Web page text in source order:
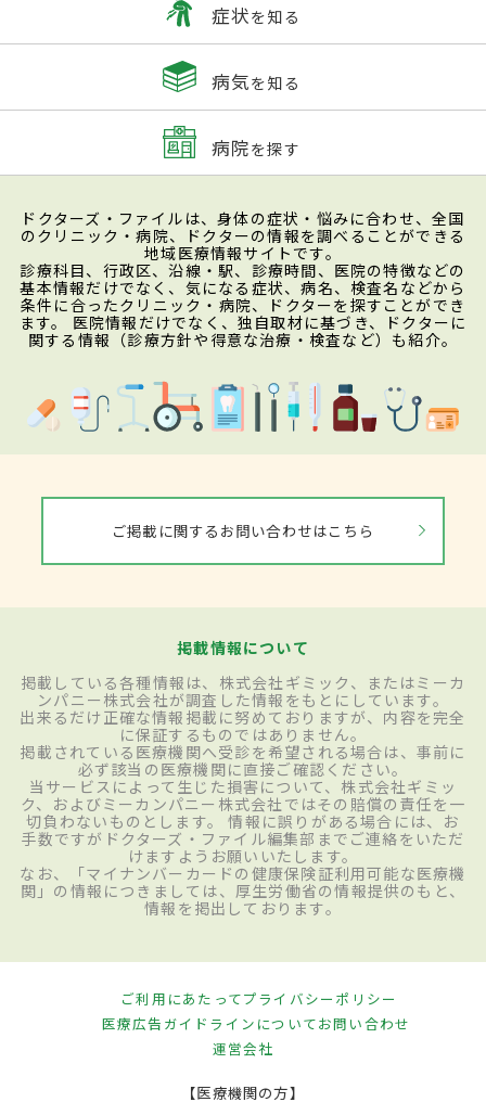
症状を知る
病気を知る
病院を探す
ドクターズ・ファイルは、身体の症状・悩みに合わせ、全国
のクリニック・病院、ドクターの情報を調べることができる
地域医療情報サイトです。
診療科目、行政区、沿線・駅、診療時間、医院の特徴などの
基本情報だけでなく、気になる症状、病名、検査名などから
条件に合ったクリニック・病院、ドクターを探すことができ
ます。 医院情報だけでなく、独自取材に基づき、ドクターに
関する情報（診療方針や得意な治療・検査など）も紹介。
ご掲載に関するお問い合わせはこちら
掲載情報について
掲載している各種情報は、株式会社ギミック、またはミーカ
ンパニー株式会社が調査した情報をもとにしています。
出来るだけ正確な情報掲載に努めておりますが、内容を完全
に保証するものではありません。
掲載されている医療機関へ受診を希望される場合は、事前に
必ず該当の医療機関に直接ご確認ください。
当サービスによって生じた損害について、株式会社ギミッ
ク、およびミーカンパニー株式会社ではその賠償の責任を一
切負わないものとします。 情報に誤りがある場合には、お
手数ですがドクターズ・ファイル編集部までご連絡をいただ
けますようお願いいたします。
なお、「マイナンバーカードの健康保険証利用可能な医療機
関」の情報につきましては、厚生労働省の情報提供のもと、
情報を掲出しております。
ご利用にあたってプライバシーポリシー
医療広告ガイドラインについてお問い合わせ
運営会社
【医療機関の方】